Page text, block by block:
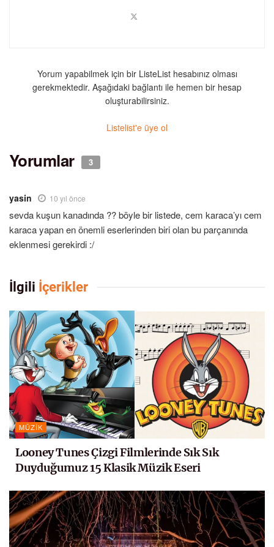
Yorum yapabilmek için bir ListeList hesabınız olması
gerekmektedir. Aşağıdaki bağlantı ile hemen bir hesap
oluşturabilirsiniz.
Listelist'e üye ol
Yorumlar 3
yasin 10 yıl önce
sevda kuşun kanadında ?? böyle bir listede, cem karaca’yı cem
karaca yapan en önemli eserlerinden biri olan bu parçanında
eklenmesi gerekirdi :/
İlgili İçerikler
MÜZIK
Looney Tunes Çizgi Filmlerinde Sık Sık
Duyduğumuz 15 Klasik Müzik Eseri